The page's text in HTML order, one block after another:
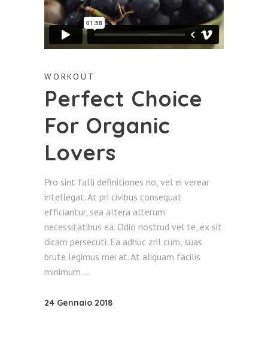
WORKOUT
Perfect Choice
For Organic
Lovers
Pro sint falli definitiones no, vel ei verear
intellegat. At pri civibus consequat
efficiantur, sea altera alterum
necessitatibus ea. Odio nostrud vel te, ex sit
dicam persecuti. Ea adhuc zril cum, suas
brute legimus mei at. At aliquam facilis
minimum
24 Gennaio 2018